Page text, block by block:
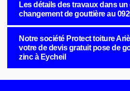
Les détails des travaux dans un
changement de gouttière au
Notre société Protect toiture
votre de devis gratuit pose de
zinc à Eycheil